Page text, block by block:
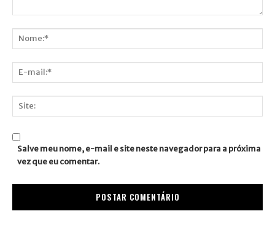
mail:*
Salve meu nome, e-mail e site neste navegador para a próxima
vez que eu comentar.